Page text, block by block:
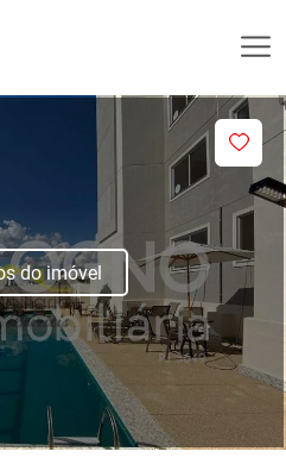
do imóvel